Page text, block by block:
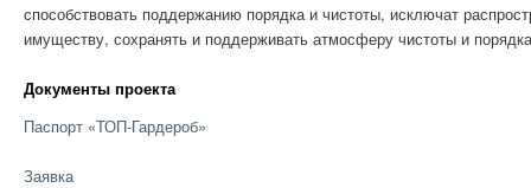
способствовать поддержанию порядка и чистоты, исключат
имуществу, сохранять и поддерживать атмосферу чистоты и
Документы проекта
Паспорт «ТОП-Гардероб»
Заявка